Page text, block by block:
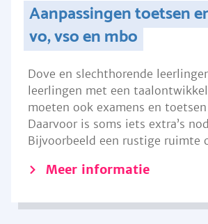
Aanpassingen toetsen
vo, vso en mbo
Dove en slechthorende
leerlingen met een
moeten ook examens en
Daarvoor is soms iets extra’s
Bijvoorbeeld een rustige ruimte
Meer informatie